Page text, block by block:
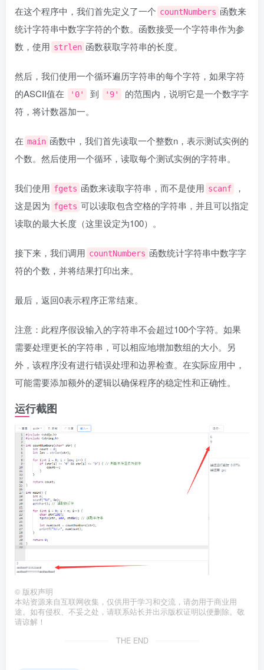
在这个程序中，我们首先定义了一个 countNumbers 函数来
统计字符串中数字字符的个数。函数接受一个字符串作为参
数，使用 strlen 函数获取字符串的长度。
然后，我们使用一个循环遍历字符串的每个字符，如果字符
的ASCII值在
'0' 到 '9'
的范围内，说明它是一个数字字
符，将计数器加一。
在 main 函数中，我们首先读取一个整数n，表示测试实例的
个数。然后使用一个循环，读取每个测试实例的字符串。
我们使用 fgets 函数来读取字符串，而不是使用 scanf
，
这是因为 fgets 可以读取包含空格的字符串，并且可以指定
读取的最大长度（这里设定为100）。
接下来，我们调用 countNumbers 函数统计字符串中数字字
符的个数，并将结果打印出来。
最后，返回0表示程序正常结束。
注意：此程序假设输入的字符串不会超过100个字符。如果
需要处理更长的字符串，可以相应地增加数组的大小。另
外，该程序没有进行错误处理和边界检查。在实际应用中，
可能需要添加额外的逻辑以确保程序的稳定性和正确性。
运行截图
© 版权声明
本站资源来自互联网收集，仅供用于学习和交流，请勿用于商业用
途。如有侵权、不妥之处，请联系站长并出示版权证明以便删除。敬
请谅解！
THE END